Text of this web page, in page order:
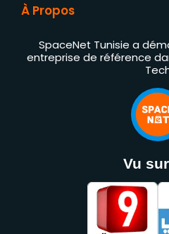
À Propos
SpaceNet Tunisie a
entreprise de référence
Vu